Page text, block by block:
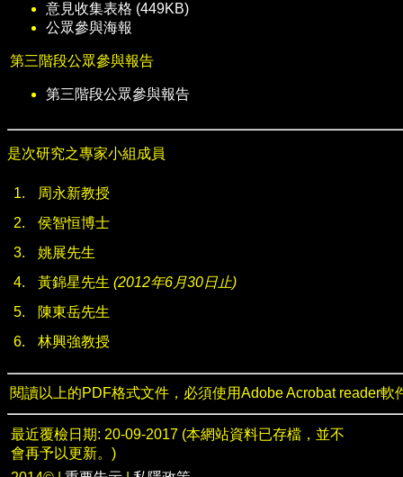
意見收集表格 (449KB)
公眾參與海報
第三階段公眾參與報告
第三階段公眾參與報告
是次研究之專家小組成員
1.
周永新教授
2.
侯智恒博士
3.
姚展先生
4.
黃錦星先生 (2012年6月30日止)
5.
陳東岳先生
6.
林興強教授
閱讀以上的PDF格式文件，必須使用Adobe Acrobat reader
最近覆檢日期: 20-09-2017 (本網站資料已存檔，並不
會再予以更新。)